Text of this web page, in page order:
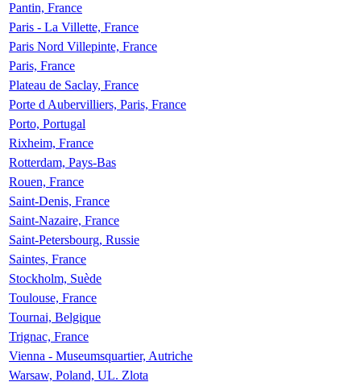
Pantin, France
Paris - La Villette, France
Paris Nord Villepinte, France
Paris, France
Plateau de Saclay, France
Porte d Aubervilliers, Paris, France
Porto, Portugal
Rixheim, France
Rotterdam, Pays-Bas
Rouen, France
Saint-Denis, France
Saint-Nazaire, France
Saint-Petersbourg, Russie
Saintes, France
Stockholm, Suède
Toulouse, France
Tournai, Belgique
Trignac, France
Vienna - Museumsquartier, Autriche
Warsaw, Poland, UL. Zlota